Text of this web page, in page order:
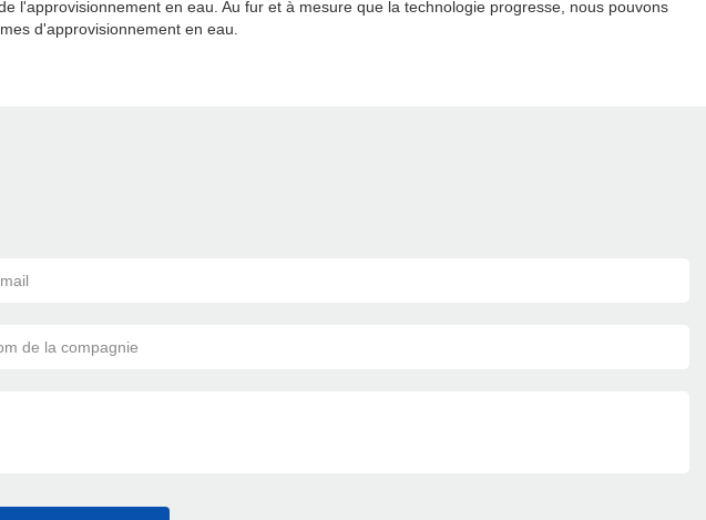
l'approvisionnement en eau. Au fur et à mesure que la technologie progresse, nous pouvons
d'approvisionnement en eau.
de la compagnie